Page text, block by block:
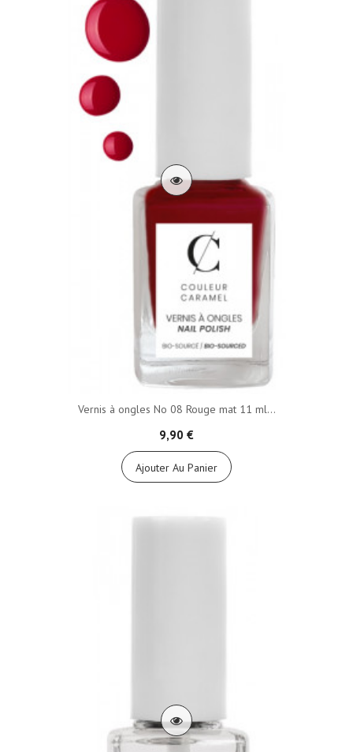
Vernis à ongles No 08 Rouge mat 11 ml...
9,90 €
Ajouter Au Panier